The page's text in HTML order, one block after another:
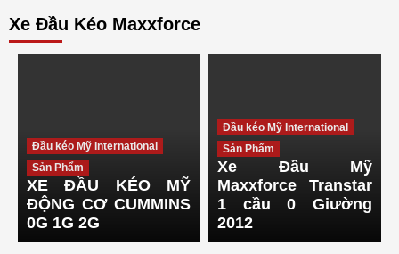
Xe Đầu Kéo Maxxforce
Đầu kéo Mỹ International
Sản Phẩm
XE ĐẦU KÉO MỸ
ĐỘNG CƠ CUMMINS
0G 1G 2G
Đầu kéo Mỹ International
Sản Phẩm
Xe Đầu Mỹ
Maxxforce Transtar
1 cầu 0 Giường
2012
Dịch Vụ Tin Tức
Tin Tức
BẢNG GIÁ XE SHACMAN CẬP NHẬT MỚI
Đầu kéo FAW
BẢNG BÁO GIÁ CHI TIẾT XE ĐẦU KÉO